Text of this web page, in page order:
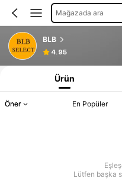
Mağazada ara
BLB
4.95
Ürün
Öner En Popüler
Lütfen başka